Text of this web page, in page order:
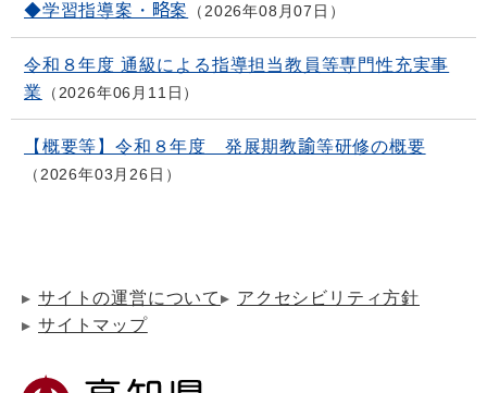
◆学習指導案・略案 2026年08月07日
令和８年度 通級による指導担当教員等専門性充実事
業
2026年06月11日
【概要等】令和８年度 発展期教諭等研修の概要
2026年03月26日
サイトの運営について
アクセシビリティ方針
サイトマップ